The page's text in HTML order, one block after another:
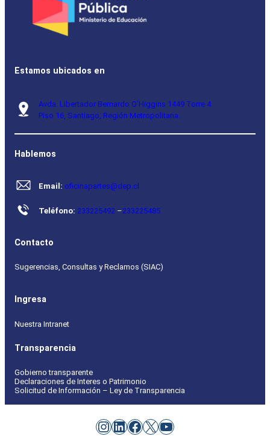
Estamos ubicados en
Avda. Libertador Bernardo O’Higgins 1449 Torre 4
Piso 16, Santiago, Región Metropolitana.
Hablemos
Email: oficinapartes@dep.cl
Teléfono: 233225492 –233225485
Contacto
Sugerencias, Consultas y Reclamos (SIAC)
Ingresa
Nuestra Intranet
Transparencia
Gobierno transparente
Declaraciones de Interes o Patrimonio
Solicitud de Información – Ley de Transparencia
Instagram
LinkedIn
Facebook
X YouTube